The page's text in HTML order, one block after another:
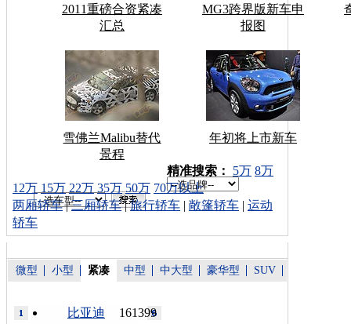
2011重磅合资紧凑
汇总
MG3跨界版新车申
报图
雪佛兰Malibu替代
景程
年初将上市新车
车型搜索：
精准搜索： 5万 8万
12万 15万 22万 35万 50万 70万以上
两厢轿车|三厢轿车|旅行轿车 | 敞篷轿车 | 运动
轿车
微型 小型 紧凑 中型 中大型 豪华型 SUV
161399
比亚迪